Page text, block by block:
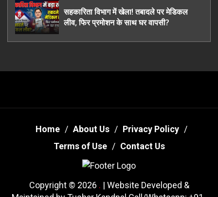
सहकारिता विभाग में खेला! तबादले पर मेडिकल
लीव, फिर प्रमोशन के साथ घर वापसी?
Home About Us
Privacy Policy
Terms of Use
Contact Us
Copyright © 2026 . | Website Developed &